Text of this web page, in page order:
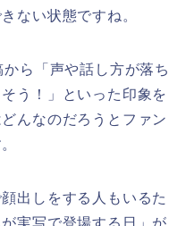
ない状態ですね。
ら「声や話し方が落ち
う！」といった印象を
んなのだろうとファン
出しをする人もいるた